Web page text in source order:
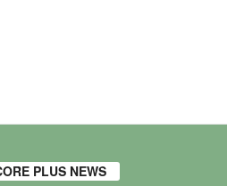
PLUS NEWS